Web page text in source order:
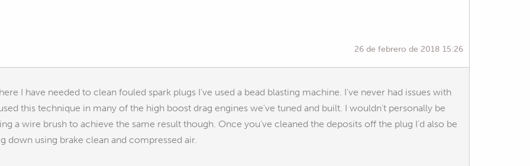
26 de febrero de 2018 15:26
I have needed to clean fouled spark plugs I've used a bead blasting machine. I've never had issues with
this technique in many of the high boost drag engines we've tuned and built. I wouldn't personally be
a wire brush to achieve the same result though. Once you've cleaned the deposits off the plug I'd also be
down using brake clean and compressed air.